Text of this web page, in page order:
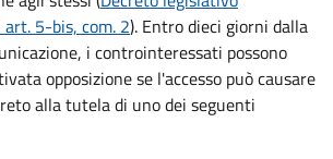
5-bis, com. 2). Entro dieci giorni dalla
i controinteressati possono
opposizione se l'accesso può causare
alla tutela di uno dei seguenti